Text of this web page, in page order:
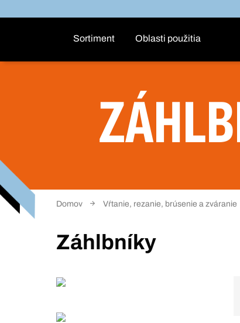
Sortiment Oblasti použitia
Domov Vŕtanie, rezanie, brúsenie a zváranie
Záhlbníky